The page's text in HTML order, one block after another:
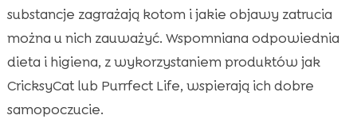
substancje zagrażają kotom i jakie objawy zatrucia
można u nich zauważyć. Wspomniana odpowiednia
dieta i higiena, z wykorzystaniem produktów jak
CricksyCat lub Purrfect Life, wspierają ich dobre
samopoczucie.